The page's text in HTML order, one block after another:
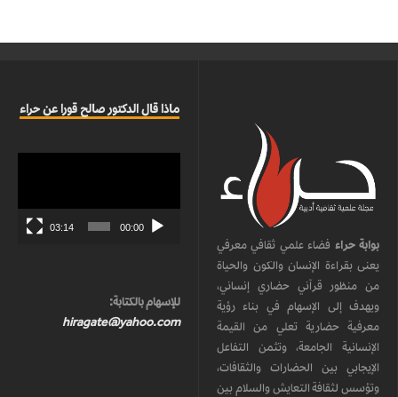
بوابة حراء فضاء علمي ثقافي معرفي
يعنى بقراءة الإنسان والكون والحياة
من منظور قرآني حضاري إنساني،
ويهدف إلى الإسهام في بناء رؤية
معرفية حضارية تعلي من القيمة
الإنسانية الجامعة، وتثمن التفاعل
الإيجابي بين الحضارات والثقافات،
وتؤسس لثقافة التعايش والسلام بين
ماذا قال الدكتور صالح قورا عن حراء
00:00
03:14
للإسهام بالكتابة:
hiragate@yahoo.com